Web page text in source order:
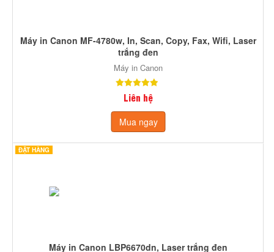
Máy in Canon MF-4780w, In, Scan, Copy, Fax, Wifi, Laser
trắng đen
Máy in Canon
Liên hệ
Mua ngay
ĐẶT HÀNG
Máy in Canon LBP6670dn, Laser trắng đen